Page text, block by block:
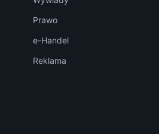
Prawo
e-Handel
Reklama